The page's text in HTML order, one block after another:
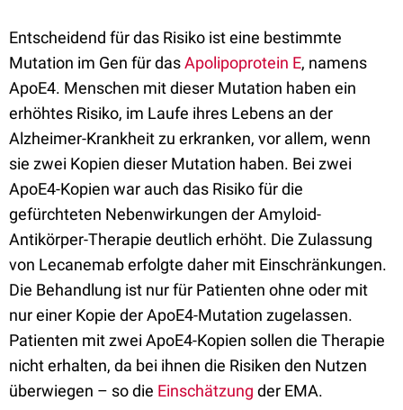
Entscheidend für das Risiko ist eine bestimmte
Mutation im Gen für dasApolipoprotein E, namens
ApoE4. Menschen mit dieser Mutation haben ein
erhöhtes Risiko, im Laufe ihres Lebens an der
Alzheimer-Krankheit zu erkranken, vor allem, wenn
sie zwei Kopien dieser Mutation haben. Bei zwei
ApoE4-Kopien war auch das Risiko für die
gefürchteten Nebenwirkungen der Amyloid-
Antikörper-Therapie deutlich erhöht. Die Zulassung
von Lecanemab erfolgte daher mit Einschränkungen.
Die Behandlung ist nur für Patienten ohne oder mit
nur einer Kopie der ApoE4-Mutation zugelassen.
Patienten mit zwei ApoE4-Kopien sollen die Therapie
nicht erhalten, da bei ihnen die Risiken den Nutzen
überwiegen – so die Einschätzung der EMA.